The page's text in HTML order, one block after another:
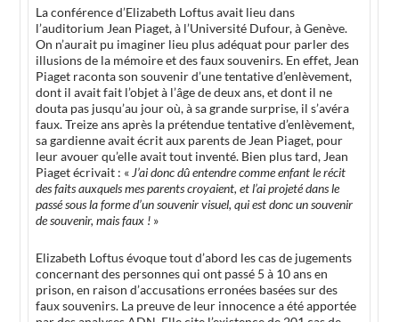
La conférence d’Elizabeth Loftus avait lieu dans
l’auditorium Jean Piaget, à l’Université Dufour, à Genève.
On n’aurait pu imaginer lieu plus adéquat pour parler des
illusions de la mémoire et des faux souvenirs. En effet, Jean
Piaget raconta son souvenir d’une tentative d’enlèvement,
dont il avait fait l’objet à l’âge de deux ans, et dont il ne
douta pas jusqu’au jour où, à sa grande surprise, il s’avéra
faux. Treize ans après la prétendue tentative d’enlèvement,
sa gardienne avait écrit aux parents de Jean Piaget, pour
leur avouer qu’elle avait tout inventé. Bien plus tard, Jean
Piaget écrivait : « J’ai donc dû entendre comme enfant le récit
des faits auxquels mes parents croyaient, et l’ai projeté dans le
passé sous la forme d’un souvenir visuel, qui est donc un souvenir
de souvenir, mais faux ! »
Elizabeth Loftus évoque tout d’abord les cas de jugements
concernant des personnes qui ont passé 5 à 10 ans en
prison, en raison d’accusations erronées basées sur des
faux souvenirs. La preuve de leur innocence a été apportée